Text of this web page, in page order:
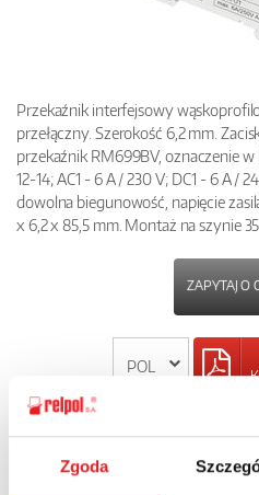
Zgoda
Przekaźnik interfejsowy
przełączny. Szerokość 6,2 mm.
przekaźnik RM699BV, oznaczenie w
12-14; AC1 - 6 A / 230 V; DC1 - 6 A /
dowolna biegunowość, napięcie
x 6,2 x 85,5 mm. Montaż na szynie
ZAPYTAJ O